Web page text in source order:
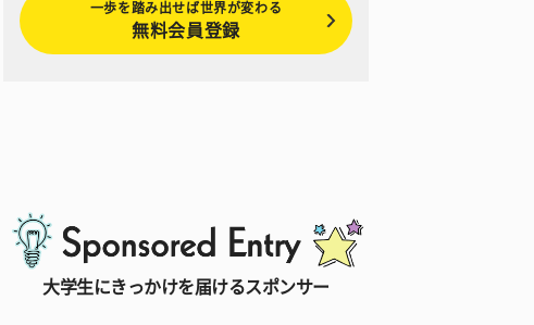
一歩を踏み出せば世界が変わる
無料会員登録
大学生にきっかけを届けるスポンサー